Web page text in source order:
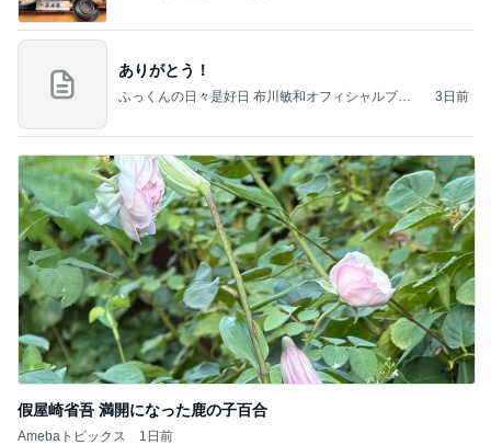
ありがとう！
ふっくんの日々是好日 布川敏和オフィシャルブロ
3日前
假屋崎省吾 満開になった鹿の子百合
Amebaトピックス 1日前